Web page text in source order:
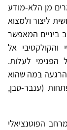
מן הלא-מודע
ליצור ולמצוא
ביניים המאפשר
אל
לעלות.
במה שהוא
(ענבר-סבן,
הפוטנציאלי